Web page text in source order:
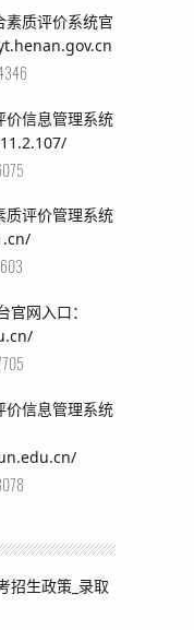
素质评价系统官
价信息管理系统
质评价管理系统
网入口：
价信息管理系统
招生政策_录取